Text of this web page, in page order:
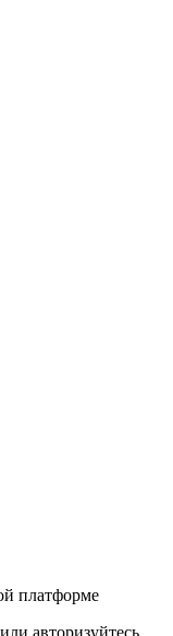
платформе
авторизуйтесь